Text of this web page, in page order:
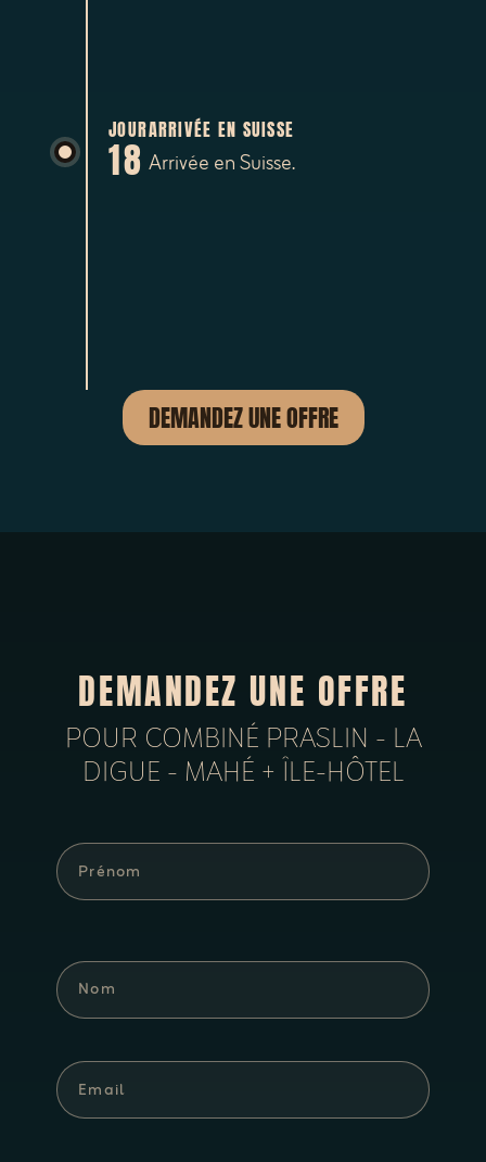
JOUR
18
ARRIVÉE EN SUISSE
Arrivée en Suisse.
DEMANDEZ UNE OFFRE
DEMANDEZ UNE OFFRE
POUR COMBINÉ PRASLIN - LA
DIGUE - MAHÉ + ÎLE-HÔTEL